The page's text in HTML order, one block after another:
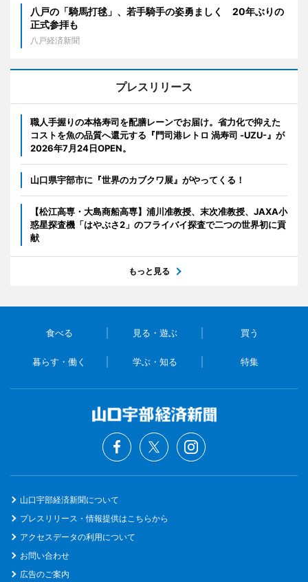
八戸の「騎馬打毬」、若手騎手の姿勇ましく 20年ぶりの
正式参拝も
八戸経済新聞
プレスリリース
職人手握りの本格寿司を配膳レーンでお届け。省力化で抑えた
コストを魚の品質へ還元する『門司港レトロ 渦寿司 -UZU-』が
2026年7月24日OPEN。
山口県宇部市に『世界のカブクワ展』がやってくる！
【松江高専・大島商船高専】浦川准教授、末次准教授、JAXA小
惑星探査機「はやぶさ2」のフライバイ探査で二つの世界初に貢
献
もっと見る
食べる 見る・遊ぶ 買う
暮らす・働く 学ぶ・知る 特集
山口宇部経済新聞について
プレスリリース・情報提供はこちらから
アクセスデータの利用について
お問い合わせ
広告のご案内